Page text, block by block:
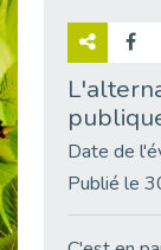
Date de
Publié le